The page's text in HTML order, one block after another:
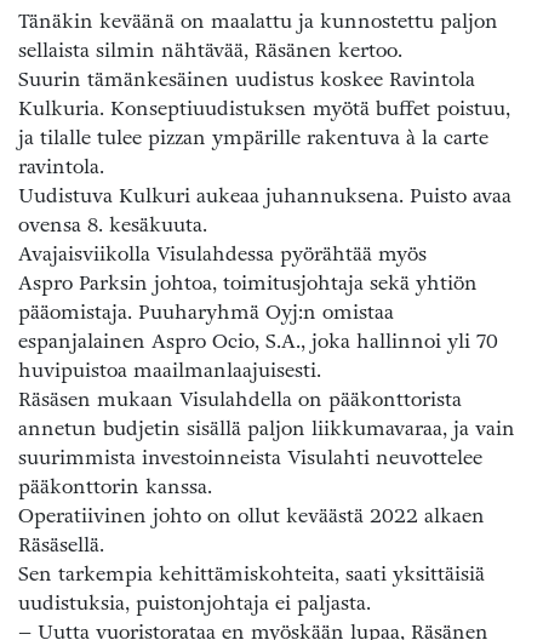
Tänäkin keväänä on maalattu ja kunnostettu paljon
sellaista silmin nähtävää, Räsänen kertoo.
Suurin tämänkesäinen uudistus koskee Ravintola
Kulkuria. Konseptiuudistuksen myötä buffet poistuu,
ja tilalle tulee pizzan ympärille rakentuva à la carte
ravintola.
Uudistuva Kulkuri aukeaa juhannuksena. Puisto avaa
ovensa 8. kesäkuuta.
Avajaisviikolla Visulahdessa pyörähtää myös
Aspro Parksin johtoa, toimitusjohtaja sekä yhtiön
pääomistaja. Puuharyhmä Oyj:n omistaa
espanjalainen Aspro Ocio, S.A., joka hallinnoi yli 70
huvipuistoa maailmanlaajuisesti.
Räsäsen mukaan Visulahdella on pääkonttorista
annetun budjetin sisällä paljon liikkumavaraa, ja vain
suurimmista investoinneista Visulahti neuvottelee
pääkonttorin kanssa.
Operatiivinen johto on ollut keväästä 2022 alkaen
Räsäsellä.
Sen tarkempia kehittämiskohteita, saati yksittäisiä
uudistuksia, puistonjohtaja ei paljasta.
– Uutta vuoristorataa en myöskään lupaa, Räsänen